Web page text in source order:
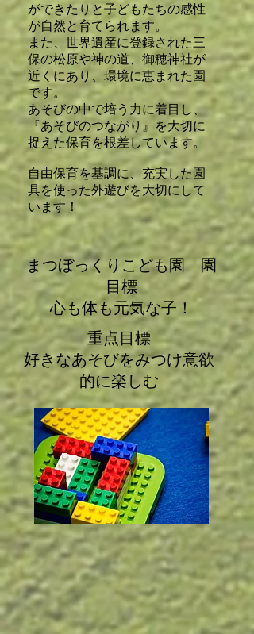
ができたりと子どもたちの感性
が自然と育てられます。
また、世界遺産に登録された三
保の松原や神の道、御穂神社が
近くにあり、環境に恵まれた園
です。
あそびの中で培う力に着目し、
『あそびのつながり』を大切に
捉えた保育を根差しています。
​自由保育を基調に、充実した園
具を使った外遊びを大切にして
います！
まつぼっくりこども園 園
目標
​心も体も元気な子！
重点目標
​好きなあそびをみつけ意欲
的に楽しむ